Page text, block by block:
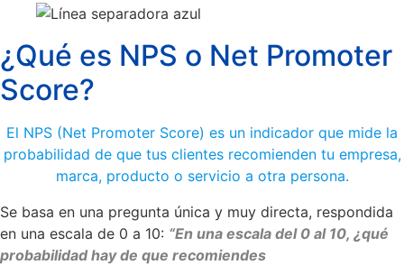
¿Qué es NPS o Net Promoter
Score?
El NPS (Net Promoter Score) es un indicador que mide la
probabilidad de que tus clientes recomienden tu empresa,
marca, producto o servicio a otra persona.
Se basa en una pregunta única y muy directa, respondida
en una escala de 0 a 10: “En una escala del 0 al 10, ¿qué
probabilidad hay de que recomiendes